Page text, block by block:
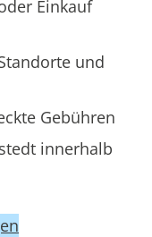
Einkauf
und
Gebühren
innerhalb